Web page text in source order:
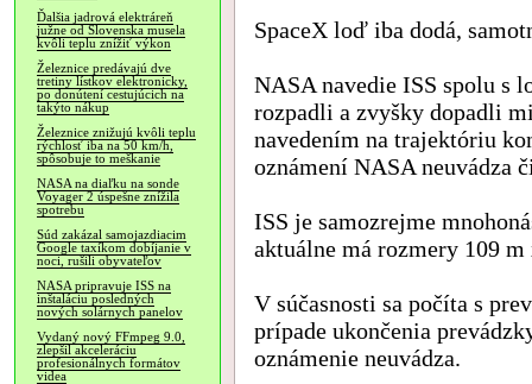
Ďalšia jadrová elektráreň
južne od Slovenska musela
kvôli teplu znížiť výkon
Železnice predávajú dve
tretiny lístkov elektronicky,
po donútení cestujúcich na
takýto nákup
Železnice znižujú kvôli teplu
rýchlosť iba na 50 km/h,
spôsobuje to meškanie
NASA na diaľku na sonde
Voyager 2 úspešne znížila
spotrebu
Súd zakázal samojazdiacim
Google taxíkom dobíjanie v
noci, rušili obyvateľov
NASA pripravuje ISS na
inštaláciu posledných
nových solárnych panelov
Vydaný nový FFmpeg 9.0,
zlepšil akceleráciu
profesionálnych formátov
videa
SpaceX loď iba dodá,
NASA navedie ISS spolu s
rozpadli a zvyšky dopadli
navedením na trajektóriu
oznámení NASA neuvádza
ISS je samozrejme
aktuálne má rozmery 109
V súčasnosti sa počíta s
prípade ukončenia
oznámenie neuvádza.